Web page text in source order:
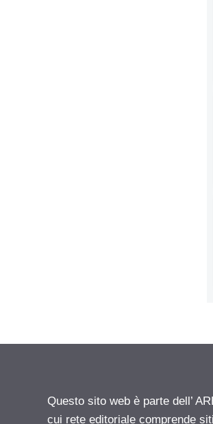
Questo sito web è parte dell’
cui rete editoriale comprende